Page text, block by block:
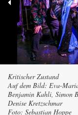
Kritischer Zustand
Auf dem Bild: Eva-
Benjamin Kahli, Simon
Denise Kretzschmar
Foto: Sebastian Hoppe